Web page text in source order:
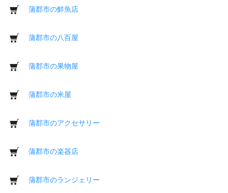
蒲郡市の鮮魚店
蒲郡市の八百屋
蒲郡市の果物屋
蒲郡市の米屋
蒲郡市のアクセサリー
蒲郡市の楽器店
蒲郡市のランジェリー